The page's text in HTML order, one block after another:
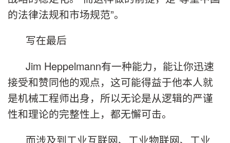
的法律法规和市场规范”。
写在最后
Jim Heppelmann有一种能力，能让你迅速
接受和赞同他的观点，这可能得益于他本人就
是机械工程师出身，所以无论是从逻辑的严谨
性和理论的完整性上，都无懈可击。
而涉及到工业互联网、工业物联网、工业